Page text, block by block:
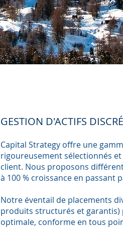
GESTION D'ACTIFS
Capital Strategy offre une
rigoureusement sélectionnés
client. Nous proposons
à 100 % croissance en passant
Notre éventail de placements
produits structurés et garantis)
optimale, conforme en tous